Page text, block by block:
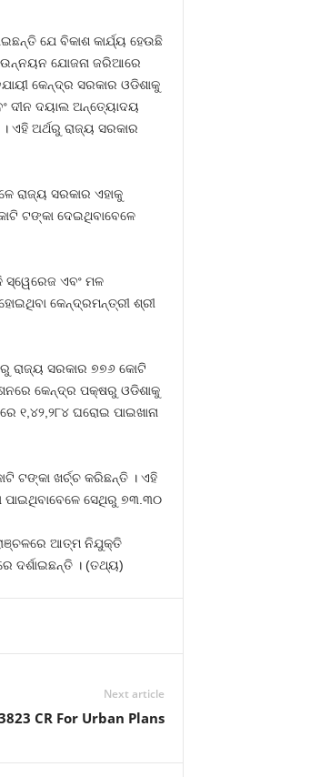
ଯେ ବିକାଶ କାର୍ଯ୍ୟ ହେଉଛି
ଉନ୍ନୟନ ଯୋଜନା ଜରିଆରେ
କେନ୍ଦ୍ର ସରକାର ଓଡିଶାକୁ
ଦୀନ ଦୟାଲ ଅନ୍ତ୍ୟୋଦୟ
ଏହି ଅର୍ଥରୁ ରାଜ୍ୟ ସରକାର
ରାଜ୍ୟ ସରକାର ଏହାକୁ
ଟଙ୍କା ଦେଇଥିବାବେଳେ
ସ୍ୱେରେଜ ଏବଂ ମଳ
କେନ୍ଦ୍ରମନ୍ତ୍ରୀ ଶ୍ରୀ
ରାଜ୍ୟ ସରକାର ୭୭୬ କୋଟି
କେନ୍ଦ୍ର ପକ୍ଷରୁ ଓଡିଶାକୁ
ଘରୋଇ ପାଇଖାନା
ଟଙ୍କା ଖର୍ଚ୍ଚ କରିଛନ୍ତି । ଏହି
ପାଇଥିବାବେଳେ ସେଥିରୁ ୭୩.୩୦
ଆତ୍ମ ନିଯୁକ୍ତି
ଦର୍ଶାଇଛନ୍ତି । (ତଥ୍ୟ)
Next article
CR For Urban Plans